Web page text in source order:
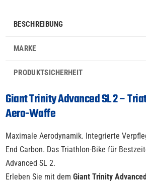
BESCHREIBUNG
MARKE
PRODUKTSICHERHEIT
Giant Trinity Advanced SL 2 –
Aero-Waffe
Maximale Aerodynamik. Integrierte
End Carbon. Das Triathlon-Bike für
Advanced SL 2.
Erleben Sie mit demGiant Trinity